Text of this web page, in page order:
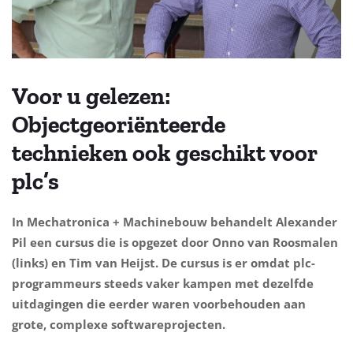
Voor u gelezen:
Objectgeoriënteerde
technieken ook geschikt voor
plc’s
In Mechatronica + Machinebouw behandelt Alexander
Pil een cursus die is opgezet door Onno van Roosmalen
(links) en Tim van Heijst. De cursus is er omdat plc-
programmeurs steeds vaker kampen met dezelfde
uitdagingen die eerder waren voorbehouden aan
grote, complexe softwareprojecten.